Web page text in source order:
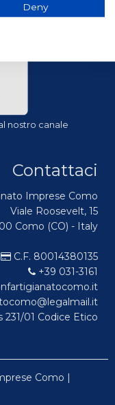
nostro canale
Contattaci
Imprese Como
Viale Roosevelt, 15
Como (CO) - Italy
C.F. 80014380135
+39 031-3161
231/01 Codice Etico
Como |
Deny